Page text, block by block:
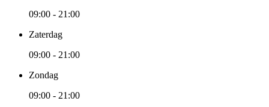
09:00 - 21:00
Zaterdag
09:00 - 21:00
Zondag
09:00 - 21:00